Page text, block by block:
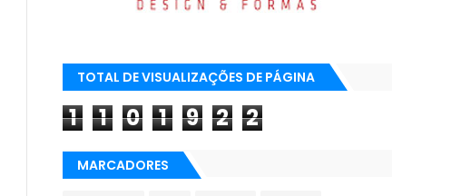
TOTAL DE VISUALIZAÇÕES DE PÁGINA
1 1 0 1 9 2 2
MARCADORES